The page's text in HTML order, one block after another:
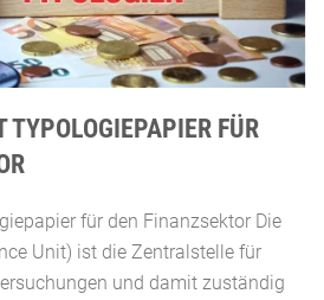
FÜR
für den Finanzsektor Die
Unit) ist die Zentralstelle für
und damit zuständig